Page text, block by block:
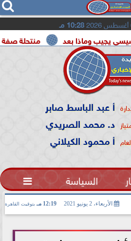
 
10:28 مـ
منتحلة صفة صحفية بعد
أ عبد الباسط صابر
د. محمد الصريدي
أ محمود الكيلاني
السياسة 
الأربعاء، 2 يونيو 2021 12:19 مـ بتوقيت القاهرة